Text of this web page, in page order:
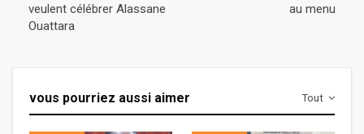
veulent célébrer Alassane
Ouattara
au menu
Tout
vous pourriez aussi aimer